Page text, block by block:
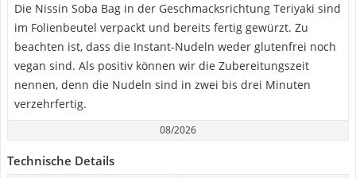
Die Nissin Soba Bag in der Geschmacksrichtung Teriyaki sind
im Folienbeutel verpackt und bereits fertig gewürzt. Zu
beachten ist, dass die Instant-Nudeln weder glutenfrei noch
vegan sind. Als positiv können wir die Zubereitungszeit
nennen, denn die Nudeln sind in zwei bis drei Minuten
verzehrfertig.
08/2026
Technische Details